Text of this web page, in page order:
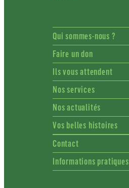
Qui sommes-nous ?
Faire un don
Ils vous attendent
Nos services
Nos actualités
Vos belles histoires
Contact
Informations pratiques